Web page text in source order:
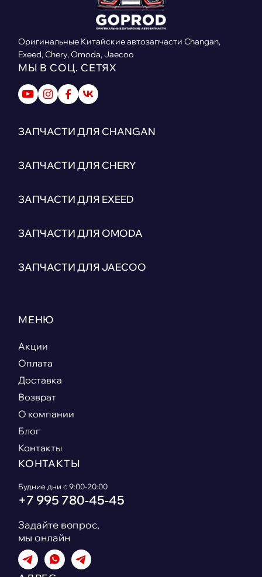
Оригинальные Китайские автозапчасти Changan,
Exeed, Chery, Omoda, Jaecoo
МЫ В СОЦ. СЕТЯХ
ЗАПЧАСТИ ДЛЯ CHANGAN
ЗАПЧАСТИ ДЛЯ CHERY
ЗАПЧАСТИ ДЛЯ EXEED
ЗАПЧАСТИ ДЛЯ OMODA
ЗАПЧАСТИ ДЛЯ JAECOO
МЕНЮ
Акции
Оплата
Доставка
Возврат
О компании
Блог
Контакты
КОНТАКТЫ
Будние дни с 9:00-20:00
+7 995 780‑45‑45
Задайте вопрос,
мы онлайн